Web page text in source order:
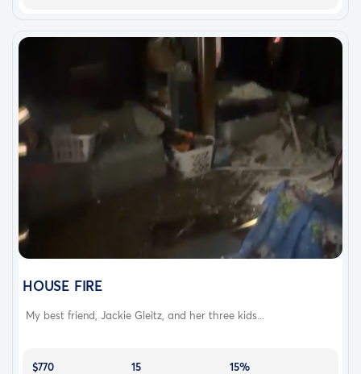
HOUSE FIRE
My best friend, Jackie Gleitz, and her three kids...
$770 15 15%